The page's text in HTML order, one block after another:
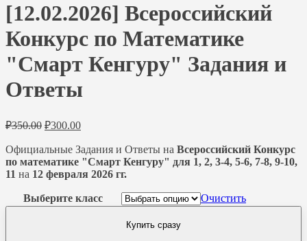
[12.02.2026] Всероссийский
Конкурс по Математике
"Смарт Кенгуру" Задания и
Ответы
₽350.00 Первоначальная
составляла
₽350.00.
₽300.00Текущая
₽300.00.
Официальные Задания и Ответы на Всероссийский Конкурс
по математике "Смарт Кенгуру" для 1, 2, 3-4, 5-6, 7-8, 9-10,
11 на 12 февраля 2026 гг.
Выберите класс Очистить
Купить сразу